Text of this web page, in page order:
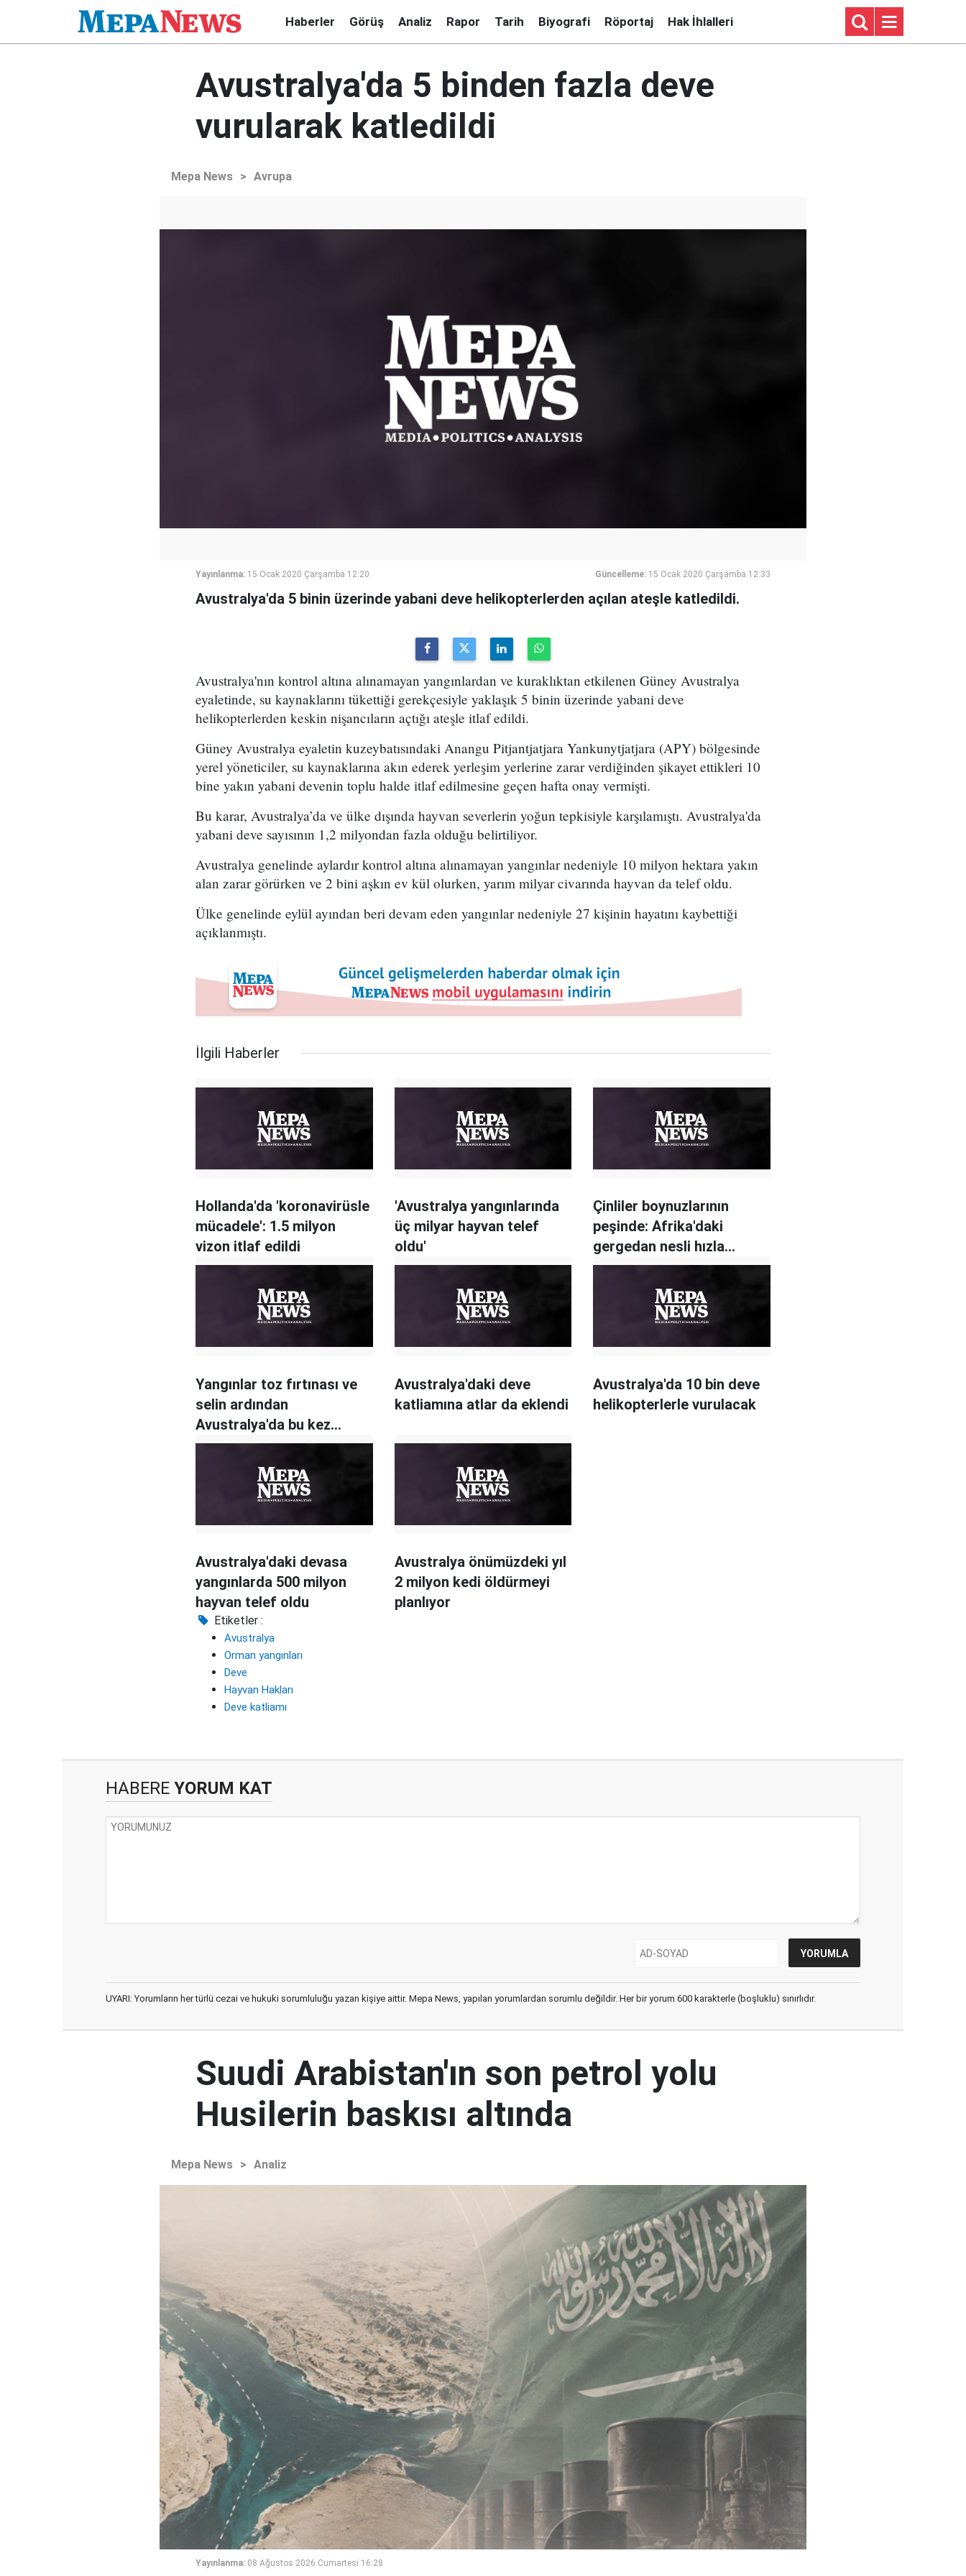
Haberler Görüş Analiz Rapor Tarih Biyografi Röportaj Hak İhlalleri
Avustralya'da 5 binden fazla deve
vurularak katledildi
Mepa News > Avrupa
Yayınlanma: 15 Ocak 2020 Çarşamba 12:20 Güncelleme: 15 Ocak 2020 Çarşamba 12:33
Avustralya'da 5 binin üzerinde yabani deve helikopterlerden açılan ateşle katledildi.
Avustralya'nın kontrol altına alınamayan yangınlardan ve kuraklıktan etkilenen Güney Avustralya
eyaletinde, su kaynaklarını tükettiği gerekçesiyle yaklaşık 5 binin üzerinde yabani deve
helikopterlerden keskin nişancıların açtığı ateşle itlaf edildi.
Güney Avustralya eyaletin kuzeybatısındaki Anangu Pitjantjatjara Yankunytjatjara (APY) bölgesinde
yerel yöneticiler, su kaynaklarına akın ederek yerleşim yerlerine zarar verdiğinden şikayet ettikleri 10
bine yakın yabani devenin toplu halde itlaf edilmesine geçen hafta onay vermişti.
Bu karar, Avustralya’da ve ülke dışında hayvan severlerin yoğun tepkisiyle karşılamıştı. Avustralya'da
yabani deve sayısının 1,2 milyondan fazla olduğu belirtiliyor.
Avustralya genelinde aylardır kontrol altına alınamayan yangınlar nedeniyle 10 milyon hektara yakın
alan zarar görürken ve 2 bini aşkın ev kül olurken, yarım milyar civarında hayvan da telef oldu.
Ülke genelinde eylül ayından beri devam eden yangınlar nedeniyle 27 kişinin hayatını kaybettiği
açıklanmıştı.
İlgili Haberler
Hollanda'da 'koronavirüsle
mücadele': 1.5 milyon
vizon itlaf edildi
'Avustralya yangınlarında
üç milyar hayvan telef
oldu'
Çinliler boynuzlarının
peşinde: Afrika'daki
gergedan nesli hızla
tükeniyor
Yangınlar toz fırtınası ve
selin ardından
Avustralya'da bu kez
'zehirli örümcek' krizi
Avustralya'daki deve
katliamına atlar da eklendi
Avustralya'da 10 bin deve
helikopterlerle vurulacak
Avustralya'daki devasa
yangınlarda 500 milyon
hayvan telef oldu
Avustralya önümüzdeki yıl
2 milyon kedi öldürmeyi
planlıyor
Etiketler :
Avustralya
Orman yangınları
Deve
Hayvan Hakları
Deve katliamı
HABERE YORUM KAT
UYARI: Yorumların her türlü cezai ve hukuki sorumluluğu yazan kişiye aittir. Mepa News, yapılan yorumlardan sorumlu değildir. Her bir yorum 600 karakterle (boşluklu) sınırlıdır.
Suudi Arabistan'ın son petrol yolu
Husilerin baskısı altında
Mepa News > Analiz
Yayınlanma: 08 Ağustos 2026 Cumartesi 16:28